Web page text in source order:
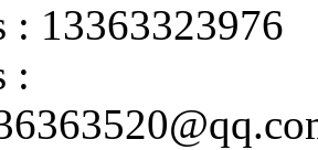
: 13363323976
: